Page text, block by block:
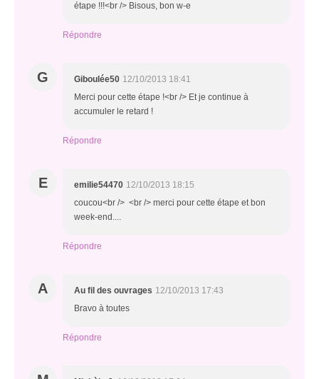
étape !!!<br /> Bisous, bon w-e
Répondre
G Giboulée50 12/10/2013 18:41
Merci pour cette étape !<br /> Et je continue à
accumuler le retard !
Répondre
E emilie54470 12/10/2013 18:15
coucou<br /> <br /> merci pour cette étape et bon
week-end....
Répondre
A Au fil des ouvrages 12/10/2013 17:43
Bravo à toutes
Répondre